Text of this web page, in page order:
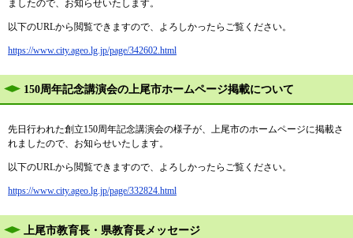
ましたので、お知らせいたします。
以下のURLから閲覧できますので、よろしかったらご覧ください。
https://www.city.ageo.lg.jp/page/342602.html
150周年記念講演会の上尾市ホームページ掲載について
先日行われた創立150周年記念講演会の様子が、上尾市のホームページに掲載さ
れましたので、お知らせいたします。
以下のURLから閲覧できますので、よろしかったらご覧ください。
https://www.city.ageo.lg.jp/page/332824.html
上尾市教育長・県教育長メッセージ